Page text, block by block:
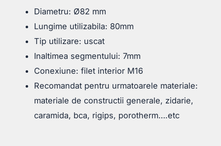
Diametru: Ø82 mm
Lungime utilizabila: 80mm
Tip utilizare: uscat
Inaltimea segmentului: 7mm
Conexiune: filet interior M16
Recomandat pentru urmatoarele materiale:
materiale de constructii generale, zidarie,
caramida, bca, rigips, porotherm….etc